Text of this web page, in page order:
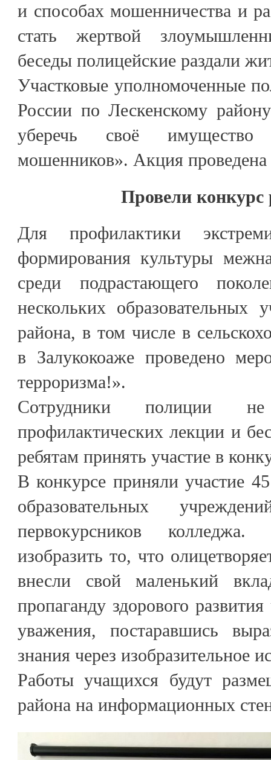
и способах мошенничества и
стать жертвой
беседы полицейские раздали
Участковые уполномоченные
России по Лескенскому
уберечь своё имущество
мошенников». Акция проведена
Провели конкурс
Для профилактики
формирования культуры
среди подрастающего
нескольких образовательных
района, в том числе в
в Залукокоаже проведено
терроризма!».
Сотрудники полиции
профилактических лекции и
ребятам принять участие в
В конкурсе приняли участие
образовательных
первокурсников
изобразить то, что
внесли свой маленький
пропаганду здорового
уважения, постаравшись
знания через изобразительное
Работы учащихся будут
района на информационных